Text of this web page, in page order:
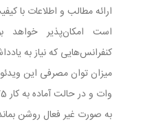
ارائه مطالب و اطلاعات با
است امکان‌پذیر
کنفرانس‌هایی که نیاز به